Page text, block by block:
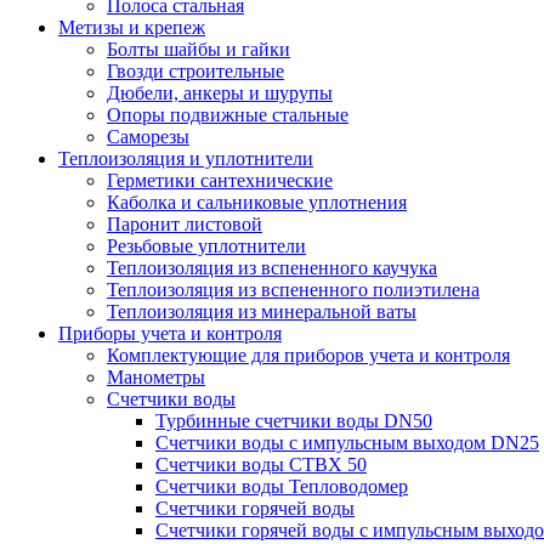
Полоса стальная
Метизы и крепеж
Болты шайбы и гайки
Гвозди строительные
Дюбели, анкеры и шурупы
Опоры подвижные стальные
Саморезы
Теплоизоляция и уплотнители
Герметики сантехнические
Каболка и сальниковые уплотнения
Паронит листовой
Резьбовые уплотнители
Теплоизоляция из вспененного каучука
Теплоизоляция из вспененного полиэтилена
Теплоизоляция из минеральной ваты
Приборы учета и контроля
Комплектующие для приборов учета и контроля
Манометры
Счетчики воды
Турбинные счетчики воды DN50
Счетчики воды с импульсным выходом DN25
Счетчики воды СТВХ 50
Счетчики воды Тепловодомер
Счетчики горячей воды
Счетчики горячей воды с импульсным